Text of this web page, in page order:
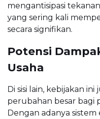
mengantisipasi
yang sering kali
secara signifikan.
Potensi
Usaha
Di sisi lain, kebijakan
perubahan besar bagi
Dengan adanya